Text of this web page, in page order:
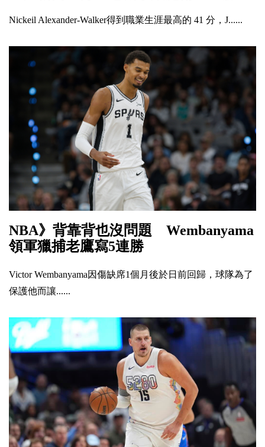
Nickeil Alexander-Walker得到職業生涯最高的 41 分，J......
NBA》背靠背也沒問題 Wembanyama
領軍獵捕老鷹寫5連勝
Victor Wembanyama因傷缺席1個月後於日前回歸，球隊為了
保護他而讓......